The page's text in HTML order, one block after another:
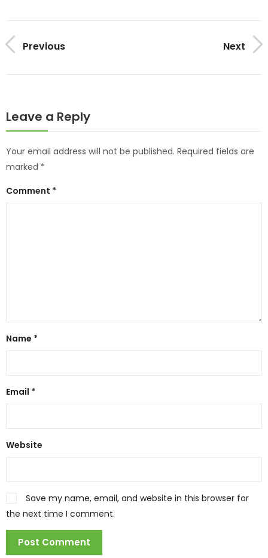
Previous Next
Leave a Reply
Your email address will not be published. Required fields are
marked *
Comment *
Name *
Email *
Website
Save my name, email, and website in this browser for
the next time I comment.